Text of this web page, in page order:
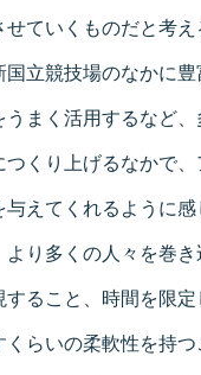
ていくものだと考え
国立競技場のなかに
うまく活用するなど、
くり上げるなかで、
与えてくれるように
より多くの人々を巻
すること、時間を限
くらいの柔軟性を持